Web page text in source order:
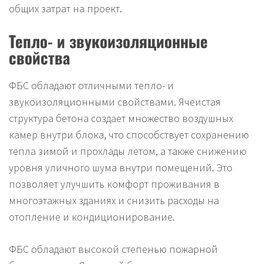
общих затрат на проект.
Тепло- и звукоизоляционные
свойства
ФБС обладают отличными тепло- и
звукоизоляционными свойствами. Ячеистая
структура бетона создает множество воздушных
камер внутри блока, что способствует сохранению
тепла зимой и прохлады летом, а также снижению
уровня уличного шума внутри помещений. Это
позволяет улучшить комфорт проживания в
многоэтажных зданиях и снизить расходы на
отопление и кондиционирование.
ФБС обладают высокой степенью пожарной